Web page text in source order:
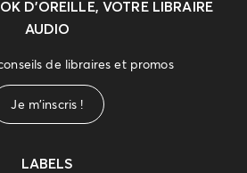
D’OREILLE, VOTRE LIBRAIRE
AUDIO
de libraires et promos
Je m'inscris !
LABELS